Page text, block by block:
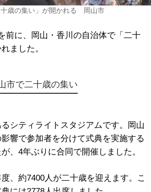
歳の集い」が開かれる 岡山市
前に、岡山・香川の自治体で「二十
ました。
市で二十歳の集い
シティライトスタジアムです。岡山
響で参加者を分けて式典を実施する
、4年ぶりに合同で開催しました。
、約7400人が二十歳を迎えます。こ